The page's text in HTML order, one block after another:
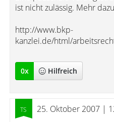
ist nicht zulässig. Mehr
http://www.bkp-
kanzlei.de/html/
0x Hilfreich
25. Oktober 2007 |